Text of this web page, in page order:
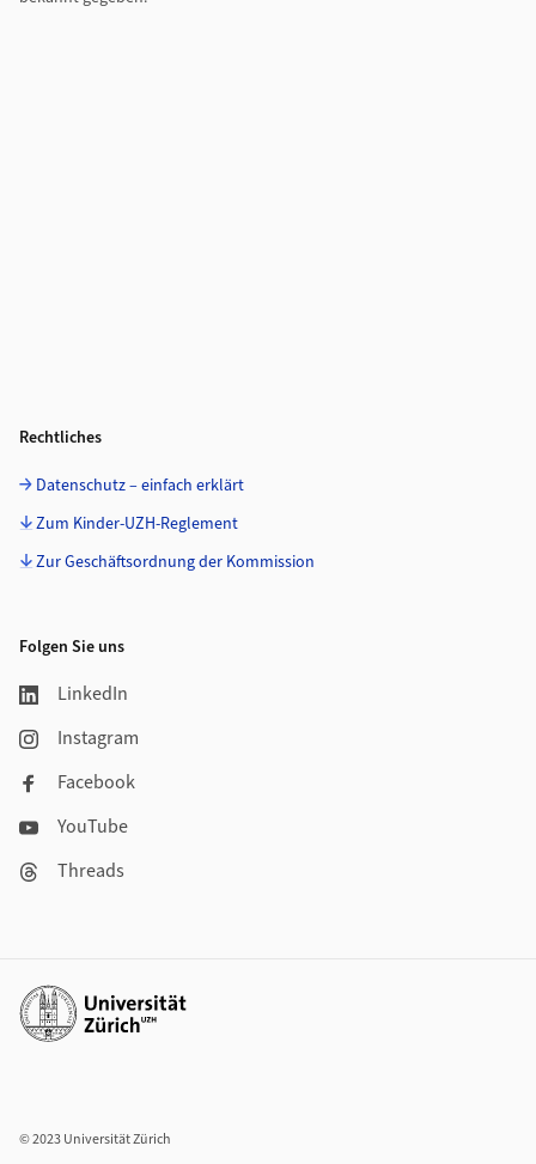
Rechtliches
Datenschutz – einfach erklärt
Zum Kinder-UZH-Reglement
Zur Geschäftsordnung der Kommission
Folgen Sie uns
LinkedIn
Instagram
Facebook
YouTube
Threads
Weiterführende Links
© 2023 Universität Zürich